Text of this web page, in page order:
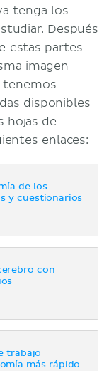
tenga los
Después
estas partes
imagen
tenemos
disponibles
hojas de
enlaces:
de los
y cuestionarios
con
trabajo
más rápido